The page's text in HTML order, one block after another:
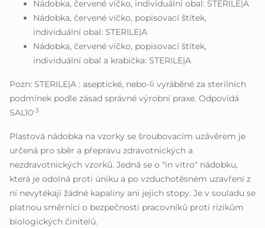
Nádobka, červené víčko, individuální obal: STERILE|A
Nádobka, červené víčko, popisovací štítek,
individuální obal: STERILE|A
Nádobka, červené víčko, popisovací štítek,
individuální obal a krabička: STERILE|A
Pozn: STERILE|A : aseptické, nebo-li vyráběné za sterilních
podmínek podle zásad správné výrobní praxe. Odpovídá
SAL10-3
Plastová nádobka na vzorky se šroubovacím uzávěrem je
určená pro sběr a přepravu zdravotnických a
nezdravotnických vzorků. Jedná se o "in vitro" nádobku,
která je odolná proti úniku a po vzduchotěsném uzavření z
ní nevytékají žádné kapaliny ani jejich stopy. Je v souladu se
platnou směrnicí o bezpečnosti pracovníků proti rizikům
biologických činitelů.